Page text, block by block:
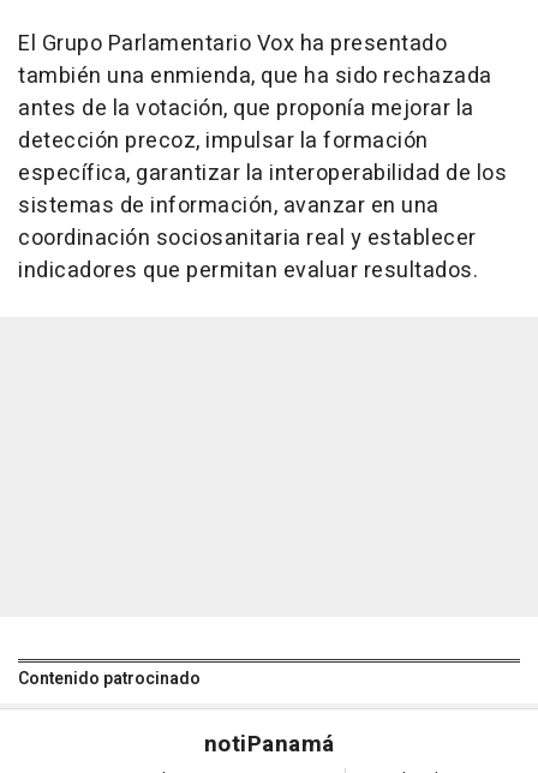
El Grupo Parlamentario Vox ha presentado
también una enmienda, que ha sido rechazada
antes de la votación, que proponía mejorar la
detección precoz, impulsar la formación
específica, garantizar la interoperabilidad de los
sistemas de información, avanzar en una
coordinación sociosanitaria real y establecer
indicadores que permitan evaluar resultados.
Contenido patrocinado
notiPanamá